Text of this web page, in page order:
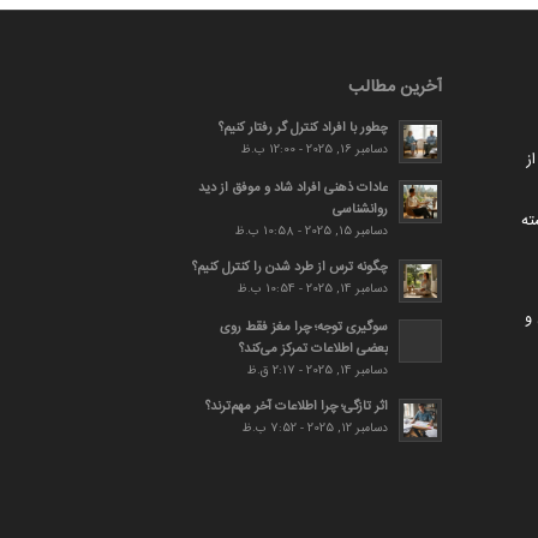
و
آخرین مطالب
چطور با افراد کنترل گر رفتار کنیم؟
دسامبر 16, 2025 - 12:00 ب.ظ
عادات ذهنی افراد شاد و موفق از دید
روانشناسی
دسامبر 15, 2025 - 10:58 ب.ظ
چگونه ترس از طرد شدن را کنترل کنیم؟
دسامبر 14, 2025 - 10:54 ب.ظ
سوگیری توجه؛ چرا مغز فقط روی
بعضی اطلاعات تمرکز می‌کند؟
دسامبر 14, 2025 - 2:17 ق.ظ
اثر تازگی؛ چرا اطلاعات آخر مهم‌ترند؟
دسامبر 12, 2025 - 7:52 ب.ظ